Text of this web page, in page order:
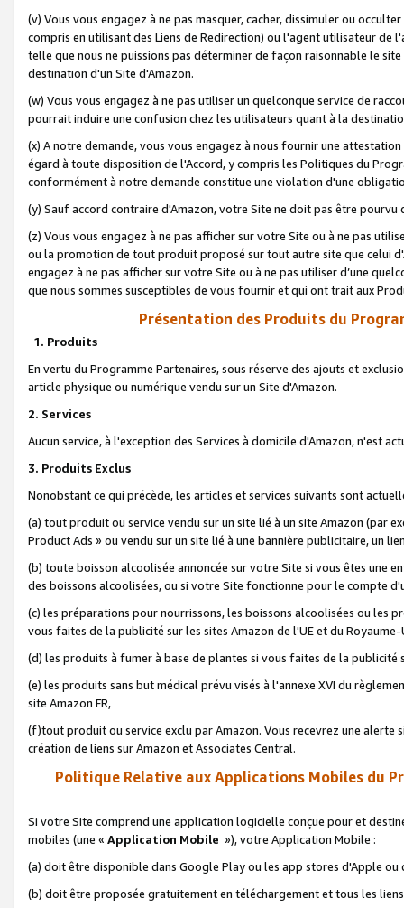
(v) Vous vous engagez à ne pas masquer, cacher, dissimuler ou
compris en utilisant des Liens de Redirection) ou l'agent utilisateur
telle que nous ne puissions pas déterminer de façon raisonnable le
destination d'un Site d'Amazon.
(w) Vous vous engagez à ne pas utiliser un quelconque service de
pourrait induire une confusion chez les utilisateurs quant à la
(x) A notre demande, vous vous engagez à nous fournir une
égard à toute disposition de l'Accord, y compris les Politiques du
conformément à notre demande constitue une violation d'une
(y) Sauf accord contraire d'Amazon, votre Site ne doit pas être
(z) Vous vous engagez à ne pas afficher sur votre Site ou à ne pas
ou la promotion de tout produit proposé sur tout autre site que celui
engagez à ne pas afficher sur votre Site ou à ne pas utiliser d’une
que nous sommes susceptibles de vous fournir et qui ont trait aux
Présentation des Produits du
1. Produits
En vertu du Programme Partenaires, sous réserve des ajouts et
article physique ou numérique vendu sur un Site d'Amazon.
2. Services
Aucun service, à l'exception des Services à domicile d'Amazon, n'est
3. Produits Exclus
Nonobstant ce qui précède, les articles et services suivants sont
(a) tout produit ou service vendu sur un site lié à un site Amazon (par
Product Ads » ou vendu sur un site lié à une bannière publicitaire, un
(b) toute boisson alcoolisée annoncée sur votre Site si vous êtes une
des boissons alcoolisées, ou si votre Site fonctionne pour le compte
(c) les préparations pour nourrissons, les boissons alcoolisées ou les
vous faites de la publicité sur les sites Amazon de l'UE et du Royaume-
(d) les produits à fumer à base de plantes si vous faites de la publicité
(e) les produits sans but médical prévu visés à l'annexe XVI du
site Amazon FR,
(f)tout produit ou service exclu par Amazon. Vous recevrez une alerte
création de liens sur Amazon et Associates Central.
Politique Relative aux Applications Mobiles du
Si votre Site comprend une application logicielle conçue pour et
mobiles (une « Application Mobile »), votre Application Mobile :
(a) doit être disponible dans Google Play ou les app stores d'Apple ou
(b) doit être proposée gratuitement en téléchargement et tous les